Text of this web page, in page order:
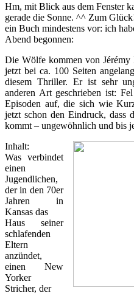
Hm, mit Blick aus dem Fenster
gerade die Sonne. ^^ Zum
ein Buch mindestens vor: ich
Abend begonnen:
Die Wölfe kommen von
jetzt bei ca. 100 Seiten
diesem Thriller. Er ist sehr
anderen Art geschrieben ist:
Episoden auf, die sich wie
jetzt schon den Eindruck, dass
kommt – ungewöhnlich und bis
Inhalt:
Was verbindet
einen
Jugendlichen,
der in den 70er
Jahren in
Kansas das
Haus seiner
schlafenden
Eltern
anzündet,
einen New
Yorker
Stricher, der